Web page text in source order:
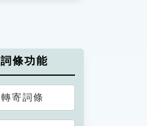
詞條功能
轉寄詞條